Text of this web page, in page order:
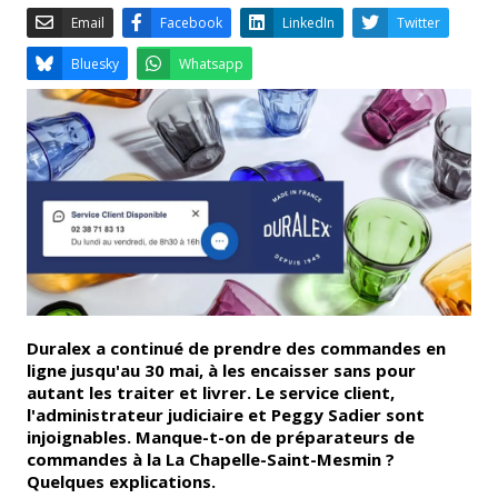
Email Facebook LinkedIn
Bluesky Whatsapp
Duralex a continué de prendre des commandes en
ligne jusqu'au 30 mai, à les encaisser sans pour
autant les traiter et livrer. Le service client,
l'administrateur judiciaire et Peggy Sadier sont
injoignables. Manque-t-on de préparateurs de
commandes à la La Chapelle-Saint-Mesmin ?
Quelques explications.